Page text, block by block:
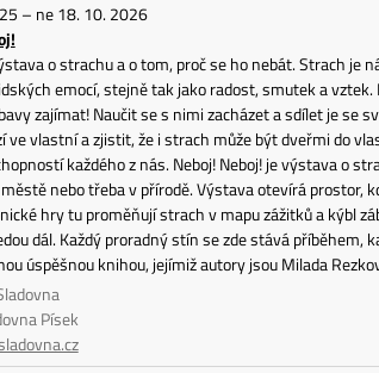
– ne 18. 10. 2026
o strachu a o tom, proč se ho nebát. Strach je
emocí, stejně tak jako radost, smutek a
zajímat! Naučit se s nimi zacházet a sdílet je
ve vlastní a zjistit, že i strach může být dveřmi do
každého z nás. Neboj! Neboj! je výstava o
nebo třeba v přírodě. Výstava otevírá prostor,
hry tu proměňují strach v mapu zážitků a kýbl
dál. Každý proradný stín se zde stává
úspěšnou knihou, jejímiž autory jsou Milada
Písek